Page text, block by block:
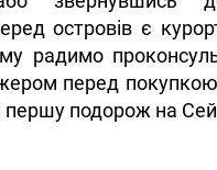
островів є
радимо
перед
першу подорож на